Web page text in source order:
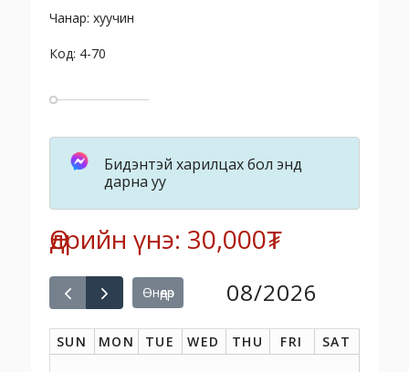
Чанар: хуучин
Код: 4-70
Бидэнтэй харилцах бол энд
дарна уу
Өдрийн үнэ: 30,000₮
Өнөөдөр 08/2026
SUN MON TUE WED THU FRI SAT